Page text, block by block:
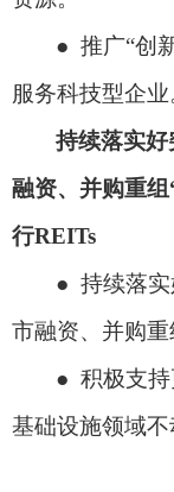
● 推广“创
服务科技型企业
持续落实
融资、并购重组
行REITs
● 持续落实
市融资、并购重
● 积极支持
基础设施领域不